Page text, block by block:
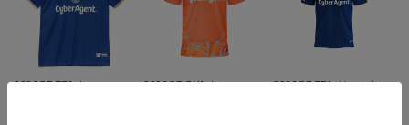
2026/27 FP1stユニフォー
2026/27 GK1stユニフォ
2026/27 FP1stキッズユニ